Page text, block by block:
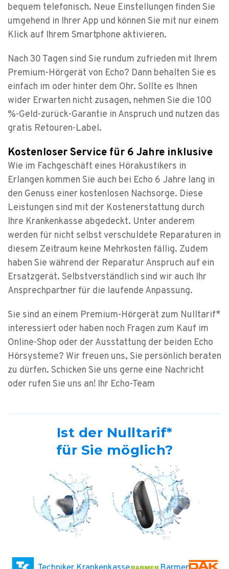
bequem telefonisch. Neue Einstellungen finden Sie
umgehend in Ihrer App und können Sie mit nur einem
Klick auf Ihrem Smartphone aktivieren.
Nach 30 Tagen sind Sie rundum zufrieden mit Ihrem
Premium-Hörgerät von Echo? Dann behalten Sie es
einfach im oder hinter dem Ohr. Sollte es Ihnen
wider Erwarten nicht zusagen, nehmen Sie die 100
%-Geld-zurück-Garantie in Anspruch und nutzen das
gratis Retouren-Label.
Kostenloser Service für 6 Jahre inklusive
Wie im Fachgeschäft eines Hörakustikers in
Erlangen kommen Sie auch bei Echo 6 Jahre lang in
den Genuss einer kostenlosen Nachsorge. Diese
Leistungen sind mit der Kostenerstattung durch
Ihre Krankenkasse abgedeckt. Unter anderem
werden für nicht selbst verschuldete Reparaturen in
diesem Zeitraum keine Mehrkosten fällig. Zudem
haben Sie während der Reparatur Anspruch auf ein
Ersatzgerät. Selbstverständlich sind wir auch Ihr
Ansprechpartner für die laufende Anpassung.
Sie sind an einem Premium-Hörgerät zum Nulltarif*
interessiert oder haben noch Fragen zum Kauf im
Online-Shop oder der Ausstattung der beiden Echo
Hörsysteme? Wir freuen uns, Sie persönlich beraten
zu dürfen. Schicken Sie uns gerne eine Nachricht
oder rufen Sie uns an! Ihr Echo-Team
Ist der Nulltarif*
für Sie möglich?